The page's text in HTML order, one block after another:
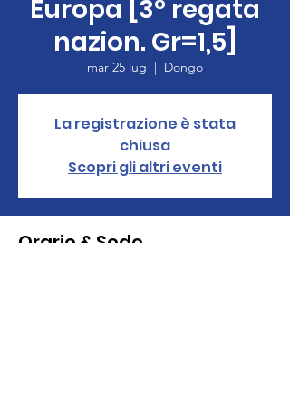
Europa [3° regata
nazion. Gr=1,5]
mar 25 lug
  |
Dongo
La registrazione è stata
chiusa
Scopri gli altri eventi
Orario & Sede